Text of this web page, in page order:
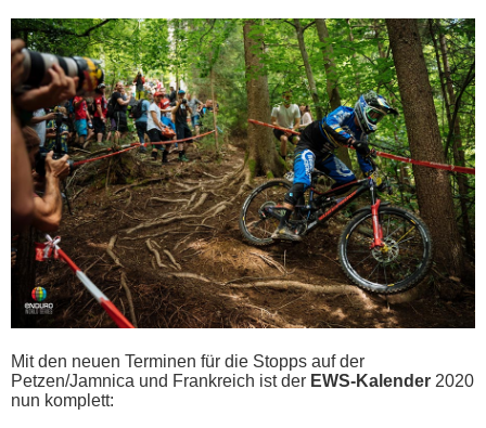
Mit den neuen Terminen für die Stopps auf der
Petzen/Jamnica und Frankreich ist der EWS-Kalender 2020
nun komplett: